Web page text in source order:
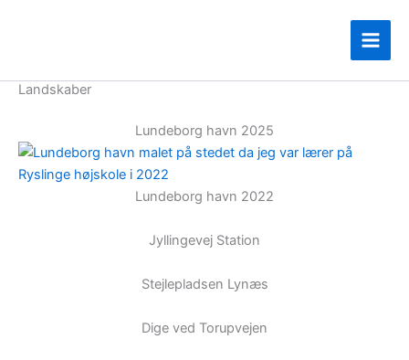
Landskaber
Lundeborg havn 2025
Lundeborg havn 2022
Jyllingevej Station
Stejlepladsen Lynæs
Dige ved Torupvejen